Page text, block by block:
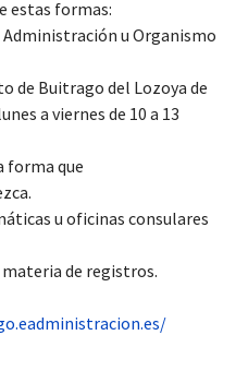
estas formas:
u Organismo
de Buitrago del Lozoya de
a viernes de 10 a 13
forma que
u oficinas consulares
de registros.